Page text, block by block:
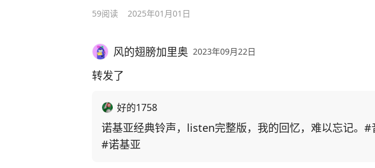
59阅读 2025年01月01日
风的翅膀加里奥 2023年09月22日
转发了
好的1758
诺基亚经典铃声，listen完整版，我的回忆，难以忘记。#
#诺基亚